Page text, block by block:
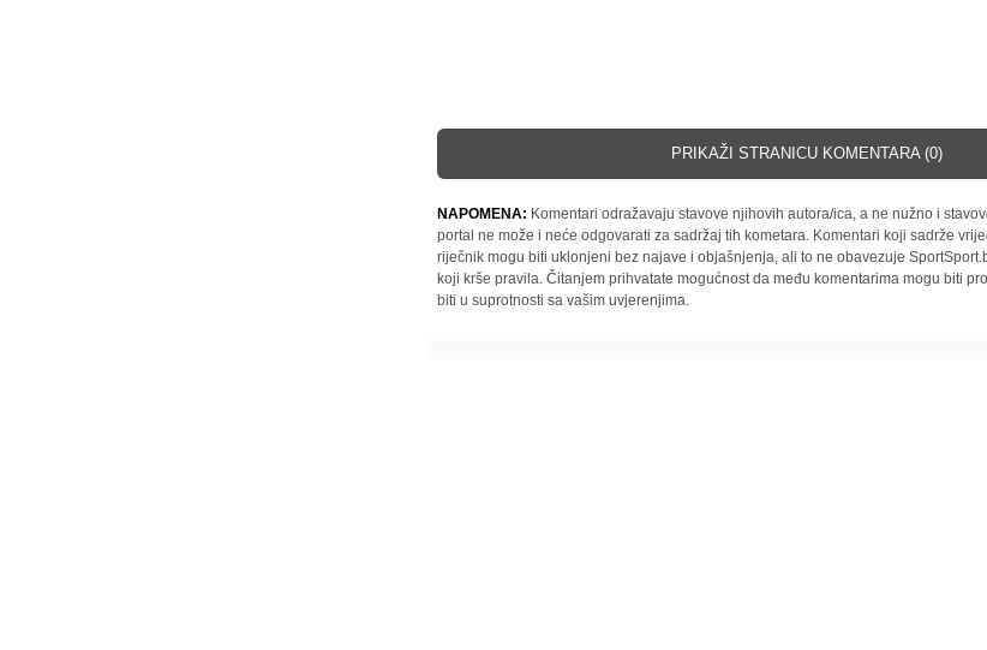
PRIKAŽI STRANICU KOMENTARA (0)
NAPOMENA: Komentari odražavaju stavove njihovih autora/ica, a ne nužno i
portal ne može i neće odgovarati za sadržaj tih kometara. Komentari koji sadrže
riječnik mogu biti uklonjeni bez najave i objašnjenja, ali to ne obavezuje
koji krše pravila. Čitanjem prihvatate mogućnost da među komentarima mogu biti
biti u suprotnosti sa vašim uvjerenjima.